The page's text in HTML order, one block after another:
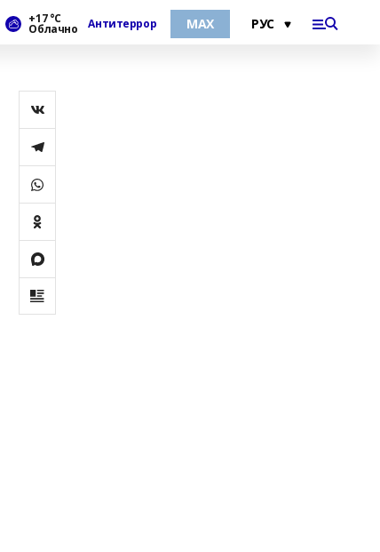
+17 °С
Облачно Антитеррор МАХ